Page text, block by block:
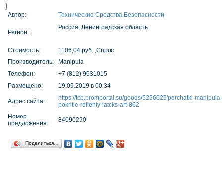
}
Автор: Технические Средства Безопасности
Регион:
Россия, Ленинградская область
Стоимость:
1106,04 руб. ,Спрос
Производитель:
Manipula
Телефон:
+7 (812) 9631015
Размещено:
19.09.2019 в 00:34
Адрес сайта:
https://tcb.promportal.su/goods/5256025/perchatki-
pokritie-refleniy-lateks-art-862
Номер
предложения:
84090290
Поделиться…